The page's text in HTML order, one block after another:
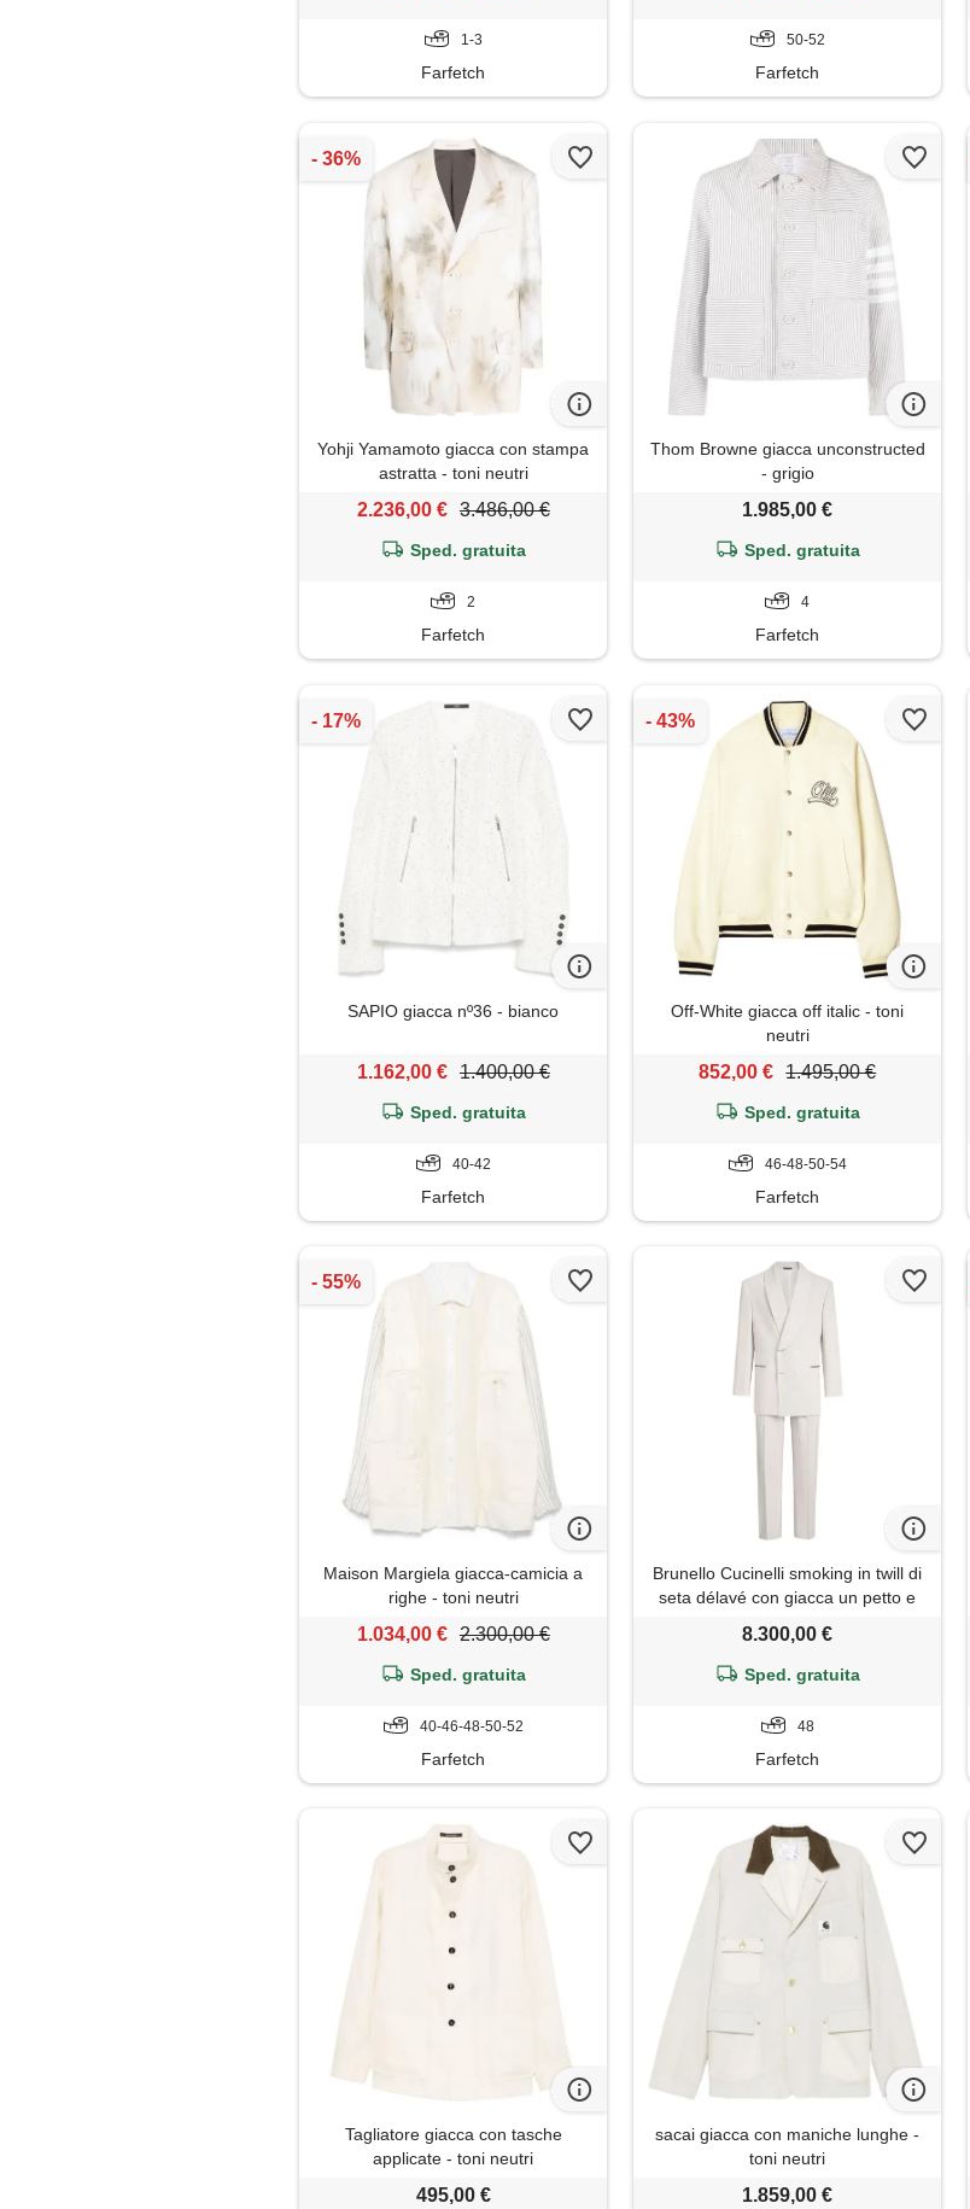
1-3
Farfetch
50-52
Farfetch
Yohji Yamamoto giacca con stampa
astratta - toni neutri
2.236,00 € 3.486,00 €
Sped. gratuita
2
Farfetch
Thom Browne giacca unconstructed
- grigio
1.985,00 €
Sped. gratuita
4
Farfetch
SAPIO giacca nº36 - bianco
1.162,00 € 1.400,00 €
Sped. gratuita
40-42
Farfetch
Off-White giacca off italic - toni
neutri
852,00 € 1.495,00 €
Sped. gratuita
46-48-50-54
Farfetch
Maison Margiela giacca-camicia a
righe - toni neutri
1.034,00 € 2.300,00 €
Sped. gratuita
40-46-48-50-52
Farfetch
Brunello Cucinelli smoking in twill di
seta délavé con giacca un petto e
pantalone con doppia pince - toni
neutri
8.300,00 €
Sped. gratuita
48
Farfetch
Tagliatore giacca con tasche
applicate - toni neutri
495,00 €
sacai giacca con maniche lunghe -
toni neutri
1.859,00 €